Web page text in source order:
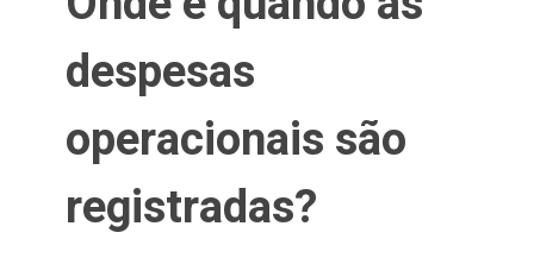
despesas
operacionais são
registradas?